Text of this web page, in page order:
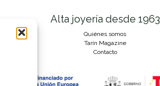
Alta joyería desde 1963
Quiénes somos
Tarín Magazine
Contacto